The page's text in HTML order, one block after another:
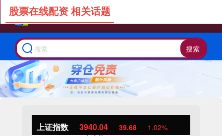
搜索
上证指数 3940.04 39.68 1.02%
股票在线配资 相关话题